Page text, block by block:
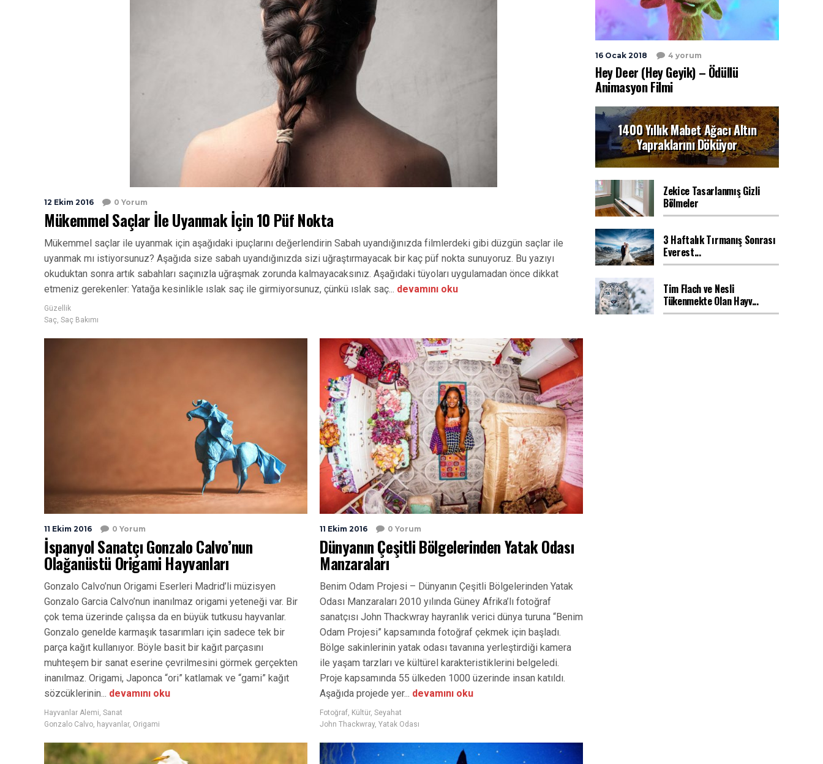
12 Ekim 2016 0 Yorum
Mükemmel Saçlar İle Uyanmak İçin 10 Püf Nokta
Mükemmel saçlar ile uyanmak için aşağıdaki ipuçlarını değerlendirin Sabah uyandığınızda filmlerdeki gibi düzgün saçlar ile
uyanmak mı istiyorsunuz? Aşağıda size sabah uyandığınızda sizi uğraştırmayacak bir kaç püf nokta sunuyoruz. Bu yazıyı
okuduktan sonra artık sabahları saçınızla uğraşmak zorunda kalmayacaksınız. Aşağıdaki tüyoları uygulamadan önce dikkat
etmeniz gerekenler: Yatağa kesinlikle ıslak saç ile girmiyorsunuz, çünkü ıslak saç... devamını oku
Güzellik
Saç, Saç Bakımı
11 Ekim 2016 0 Yorum
İspanyol Sanatçı Gonzalo Calvo’nun
Olağanüstü Origami Hayvanları
Gonzalo Calvo’nun Origami Eserleri Madrid’li müzisyen
Gonzalo Garcia Calvo’nun inanılmaz origami yeteneği var. Bir
çok tema üzerinde çalışsa da en büyük tutkusu hayvanlar.
Gonzalo genelde karmaşık tasarımları için sadece tek bir
parça kağıt kullanıyor. Böyle basit bir kağıt parçasını
muhteşem bir sanat eserine çevrilmesini görmek gerçekten
inanılmaz. Origami, Japonca “ori” katlamak ve “gami” kağıt
sözcüklerinin... devamını oku
Hayvanlar Alemi Sanat
Gonzalo Calvo hayvanlar, Origami
11 Ekim 2016 0 Yorum
Dünyanın Çeşitli Bölgelerinden Yatak Odası
Manzaraları
Benim Odam Projesi – Dünyanın Çeşitli Bölgelerinden Yatak
Odası Manzaraları 2010 yılında Güney Afrika’lı fotoğraf
sanatçısı John Thackwray hayranlık verici dünya turuna “Benim
Odam Projesi” kapsamında fotoğraf çekmek için başladı.
Bölge sakinlerinin yatak odası tavanına yerleştirdiği kamera
ile yaşam tarzları ve kültürel karakteristiklerini belgeledi.
Proje kapsamında 55 ülkeden 1000 üzerinde insan katıldı.
Aşağıda projede yer... devamını oku
Fotoğraf Kültür, Seyahat
John Thackwray, Yatak Odası
16 Ocak 2018 4 yorum
Hey Deer (Hey Geyik) – Ödüllü
Animasyon Filmi
1400 Yıllık Mabet Ağacı Altın
Yapraklarını Döküyor
Zekice Tasarlanmış Gizli
Bölmeler
3 Haftalık Tırmanış Sonrası
Everest...
Tim Flach ve Nesli
Tükenmekte Olan Hayv...